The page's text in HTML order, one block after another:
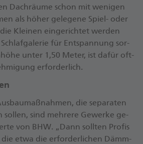
Dach­räu­me schon mit we­ni­gen
als hö­her ge­le­ge­ne Spiel- oder
Klei­nen ein­ge­rich­tet wer­den
für Ent­span­nung sor­
un­ter 1,50 Me­ter, ist da­für oft­
er­for­der­lich.
die se­pa­ra­ten
sol­len, sind meh­re­re Ge­wer­ke ge­
von BHW. „Dann soll­ten Pro­fis
et­wa die er­for­der­li­chen Dämm­